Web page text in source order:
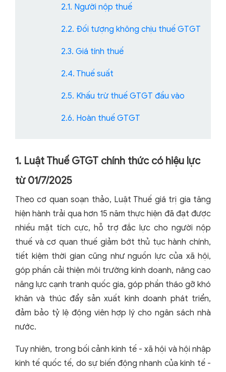
2.1. Người nộp thuế
2.2. Đối tượng không chịu thuế GTGT
2.3. Giá tính thuế
2.4. Thuế suất
2.5. Khấu trừ thuế GTGT đầu vào
2.6. Hoàn thuế GTGT
1. Luật Thuế GTGT chính thức có hiệu lực
từ 01/7/2025
Theo cơ quan soạn thảo, Luật Thuế giá trị gia tăng
hiện hành trải qua hơn 15 năm thực hiện đã đạt được
nhiều mặt tích cực, hỗ trợ đắc lực cho người nộp
thuế và cơ quan thuế giảm bớt thủ tục hành chính,
tiết kiệm thời gian cũng như nguồn lực của xã hội,
góp phần cải thiện môi trường kinh doanh, nâng cao
năng lực cạnh tranh quốc gia, góp phần tháo gỡ khó
khăn và thúc đẩy sản xuất kinh doanh phát triển,
đảm bảo tỷ lệ động viên hợp lý cho ngân sách nhà
nước.
Tuy nhiên, trong bối cảnh kinh tế - xã hội và hội nhập
kinh tế quốc tế, do sự biến động nhanh của kinh tế -